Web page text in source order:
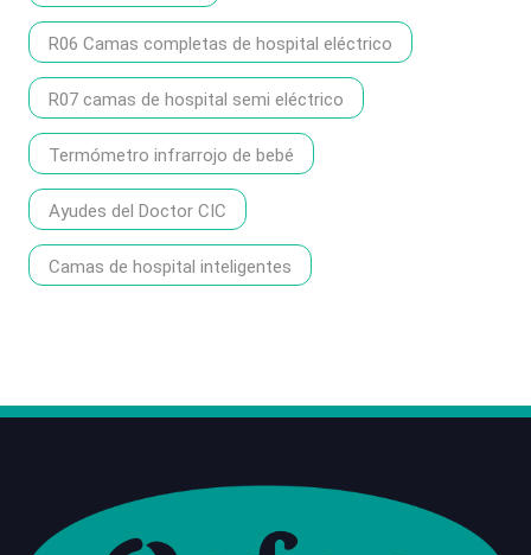
R06 Camas completas de hospital eléctrico
R07 camas de hospital semi eléctrico
Termómetro infrarrojo de bebé
Ayudes del Doctor CIC
Camas de hospital inteligentes